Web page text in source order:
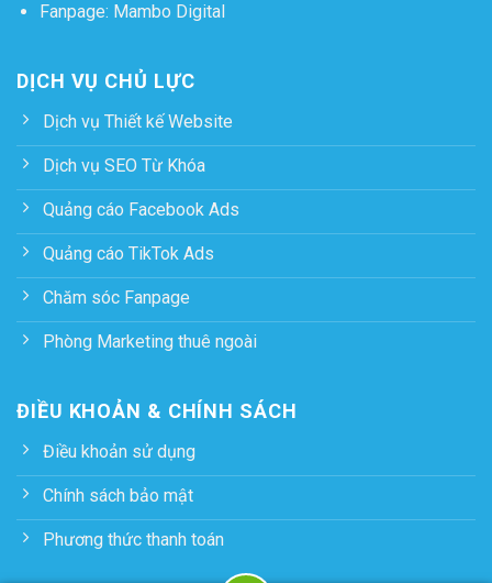
Fanpage: Mambo Digital
DỊCH VỤ CHỦ LỰC
Dịch vụ Thiết kế Website
Dịch vụ SEO Từ Khóa
Quảng cáo Facebook Ads
Quảng cáo TikTok Ads
Chăm sóc Fanpage
Phòng Marketing thuê ngoài
ĐIỀU KHOẢN & CHÍNH SÁCH
Điều khoản sử dụng
Chính sách bảo mật
Phương thức thanh toán